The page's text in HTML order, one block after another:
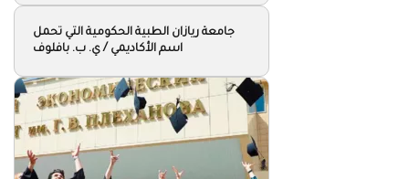
جامعة ريازان الطبية الحكومية التي تحمل
اسم الأكاديمي / ي. ب. بافلوف